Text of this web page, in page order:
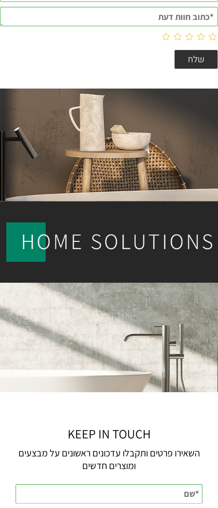
KEEP IN TOUCH
השאירו פרטים ותקבלו עדכונים ראשונים על מבצעים
ומוצרים חדשים